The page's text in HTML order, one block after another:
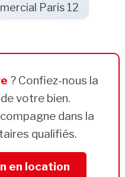
Paris 12
? Confiez-nous la
votre bien.
dans la
qualifiés.
en location